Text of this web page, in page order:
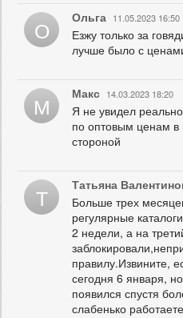
О Ольга 11.05.2023 16:50
Езжу только за
лучше было с
М Макс 14.03.2023 18:20
Я не увидел
по оптовым ценам в
стороной
Т Татьяна
Больше трех
регулярные
2 недели, а на
правилу.Извините,
сегодня 6 января,
появился спустя
слабенько